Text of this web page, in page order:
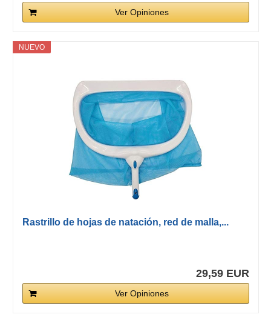
Ver Opiniones
NUEVO
Rastrillo de hojas de natación, red de malla,...
29,59 EUR
Ver Opiniones